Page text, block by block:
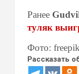
Ранее
туляк
Фото: freepik
Рассказать